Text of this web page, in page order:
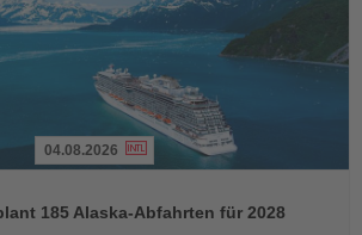
04.08.2026
185 Alaska-Abfahrten für 2028